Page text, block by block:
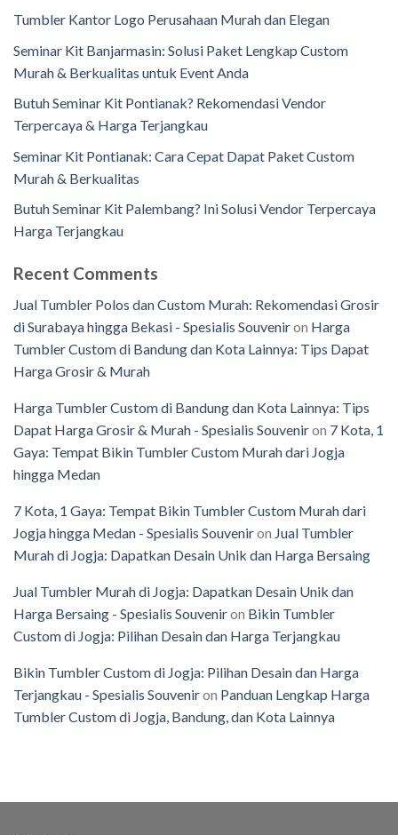
Tumbler Kantor Logo Perusahaan Murah dan Elegan
Seminar Kit Banjarmasin: Solusi Paket Lengkap Custom
Murah & Berkualitas untuk Event Anda
Butuh Seminar Kit Pontianak? Rekomendasi Vendor
Terpercaya & Harga Terjangkau
Seminar Kit Pontianak: Cara Cepat Dapat Paket Custom
Murah & Berkualitas
Butuh Seminar Kit Palembang? Ini Solusi Vendor Terpercaya
Harga Terjangkau
Recent Comments
Jual Tumbler Polos dan Custom Murah: Rekomendasi Grosir
di Surabaya hingga Bekasi - Spesialis Souveniron Harga
Tumbler Custom di Bandung dan Kota Lainnya: Tips Dapat
Harga Grosir & Murah
Harga Tumbler Custom di Bandung dan Kota Lainnya: Tips
Dapat Harga Grosir & Murah - Spesialis Souveniron 7 Kota, 1
Gaya: Tempat Bikin Tumbler Custom Murah dari Jogja
hingga Medan
7 Kota, 1 Gaya: Tempat Bikin Tumbler Custom Murah dari
Jogja hingga Medan - Spesialis Souveniron Jual Tumbler
Murah di Jogja: Dapatkan Desain Unik dan Harga Bersaing
Jual Tumbler Murah di Jogja: Dapatkan Desain Unik dan
Harga Bersaing - Spesialis Souveniron Bikin Tumbler
Custom di Jogja: Pilihan Desain dan Harga Terjangkau
Bikin Tumbler Custom di Jogja: Pilihan Desain dan Harga
Terjangkau - Spesialis Souveniron Panduan Lengkap Harga
Tumbler Custom di Jogja, Bandung, dan Kota Lainnya